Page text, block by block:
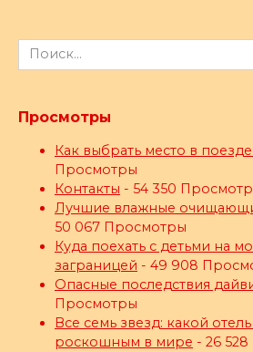
Search
for:
Просмотры
Как выбрать место в
Просмотры
Контакты - 54 350
Лучшие влажные
50 067 Просмотры
Куда поехать с детьми на
заграницей - 49 908
Опасные последствия
Просмотры
Все семь звезд: какой
роскошным в мире - 26